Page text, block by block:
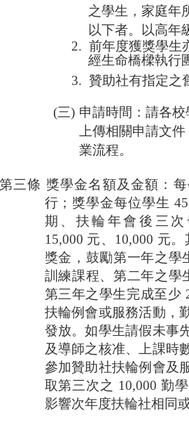
所
之學生，家庭年
以下者。以高年
2. 前年度獲獎學生
經生命橋樑執行
3. 贊助社有指定之
(三) 申請時間：請各校
上傳相關申請文
業流程。
第三條 獎學金名額及金額：
行；獎學金每位學生
期、扶輪年會後三
15,000 元、 10,000 元。
獎金，鼓勵第一年之學
訓練課程、第二年之學
第三年之學生完成至少
扶輪例會或服務活動，
發放。如學生請假未事
及導師之核准、上課時
參加贊助社扶輪例會及
取第三次之 10,000勤
影響次年度扶輪社相同